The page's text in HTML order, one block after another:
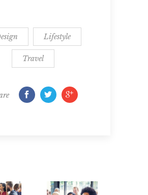
Lifestyle
Travel